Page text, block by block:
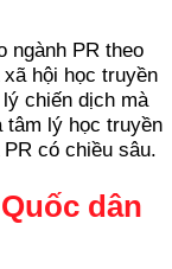
ngành PR theo
hội học truyền
chiến dịch mà
tâm lý học truyền
có chiều sâu.
dân